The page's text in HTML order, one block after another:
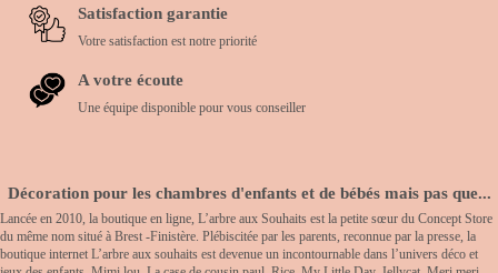
Satisfaction garantie
Votre satisfaction est notre priorité
A votre écoute
Une équipe disponible pour vous conseiller
Décoration pour les chambres d'enfants et de bébés mais pas que...
Lancée en 2010, la boutique en ligne, L’arbre aux Souhaits est la petite sœur du Concept Store
du même nom situé à Brest -Finistère. Plébiscitée par les parents, reconnue par la presse, la
boutique internet L’arbre aux souhaits est devenue un incontournable dans l’univers déco et